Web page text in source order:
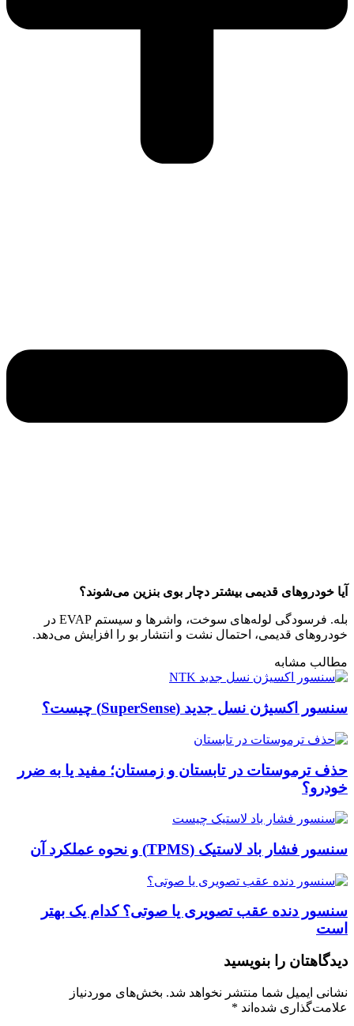
آیا خودروهای قدیمی بیشتر دچار بوی بنزین می‌شوند؟
بله. فرسودگی لوله‌های سوخت، واشرها و سیستم EVAP در
خودروهای قدیمی، احتمال نشت و انتشار بو را افزایش می‌دهد.
مطالب مشابه
سنسور اکسیژن نسل جدید (SuperSense) چیست؟
حذف ترموستات در تابستان و زمستان؛ مفید یا به ضرر
خودرو؟
سنسور فشار باد لاستیک (TPMS) و نحوه عملکرد آن
سنسور دنده عقب تصویری یا صوتی؟ کدام یک بهتر
است
دیدگاهتان را بنویسید
نشانی ایمیل شما منتشر نخواهد شد. بخش‌های موردنیاز
علامت‌گذاری شده‌اند *